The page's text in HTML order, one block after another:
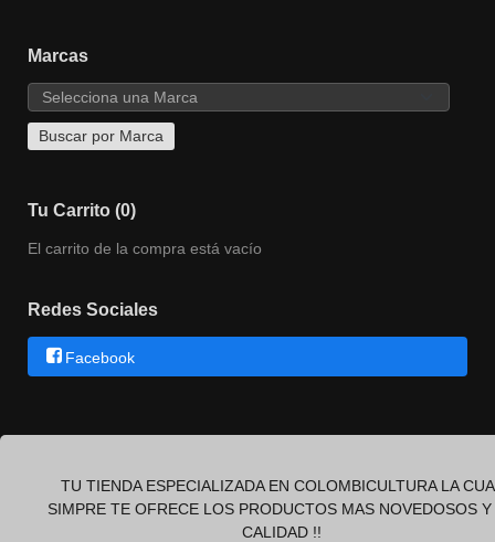
Marcas
Tu Carrito (0)
El carrito de la compra está vacío
Redes Sociales
Facebook
TU TIENDA ESPECIALIZADA EN COLOMBICULTURA LA
SIMPRE TE OFRECE LOS PRODUCTOS MAS NOVEDOSOS Y
CALIDAD !!